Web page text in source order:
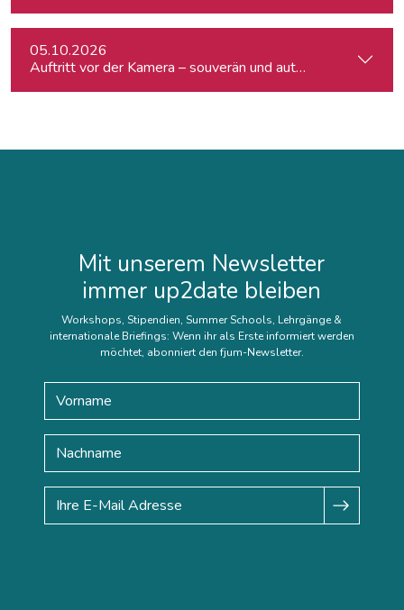
05.10.2026
Auftritt vor der Kamera – souverän und authentisch
Mit unserem Newsletter
immer up2date bleiben
Workshops, Stipendien, Summer Schools, Lehrgänge &
internationale Briefings: Wenn ihr als Erste informiert werden
möchtet, abonniert den fjum-Newsletter.